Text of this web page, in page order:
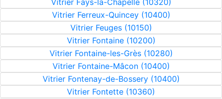
Vitrier Fays-la-Chapelle (10320)
Vitrier Ferreux-Quincey (10400)
Vitrier Feuges (10150)
Vitrier Fontaine (10200)
Vitrier Fontaine-les-Grès (10280)
Vitrier Fontaine-Mâcon (10400)
Vitrier Fontenay-de-Bossery (10400)
Vitrier Fontette (10360)